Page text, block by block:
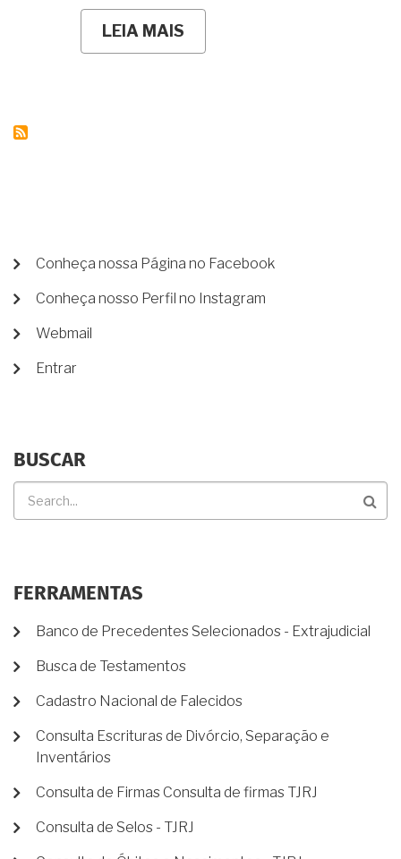
LEIA MAIS
INVENTÁRIO
MENU
CONTA
DE
Conheça nossa Página no Facebook
Conheça nosso Perfil no Instagram
Webmail
Entrar
BUSCAR
FERRAMENTAS
Banco de Precedentes Selecionados - Extrajudicial
Busca de Testamentos
Cadastro Nacional de Falecidos
Consulta Escrituras de Divórcio, Separação e
Inventários
Consulta de Firmas Consulta de firmas TJRJ
Consulta de Selos - TJRJ